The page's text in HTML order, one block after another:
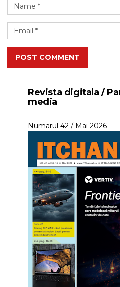
POST COMMENT
Revista digitala /
media
Numarul 42 / Mai 2026